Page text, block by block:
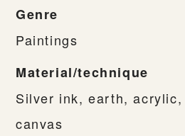
Genre
Paintings
Material/technique
Silver ink, earth, acrylic,
canvas